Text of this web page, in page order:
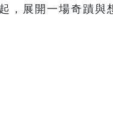
，展開一場奇蹟與